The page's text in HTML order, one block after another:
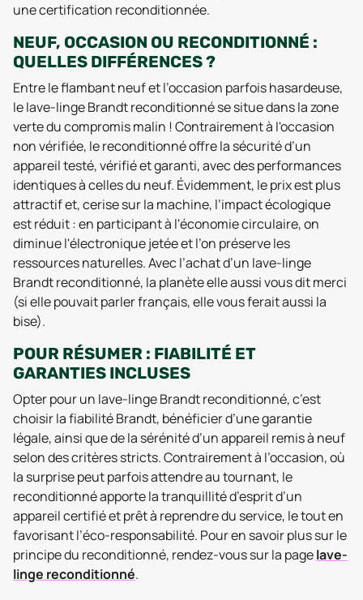
une certification reconditionnée.
NEUF, OCCASION OU RECONDITIONNÉ :
QUELLES DIFFÉRENCES ?
Entre le flambant neuf et l’occasion parfois hasardeuse,
le lave-linge Brandt reconditionné se situe dans la zone
verte du compromis malin ! Contrairement à l'occasion
non vérifiée, le reconditionné offre la sécurité d’un
appareil testé, vérifié et garanti, avec des performances
identiques à celles du neuf. Évidemment, le prix est plus
attractif et, cerise sur la machine, l’impact écologique
est réduit : en participant à l'économie circulaire, on
diminue l'électronique jetée et l’on préserve les
ressources naturelles. Avec l’achat d’un lave-linge
Brandt reconditionné, la planète elle aussi vous dit merci
(si elle pouvait parler français, elle vous ferait aussi la
bise).
POUR RÉSUMER : FIABILITÉ ET
GARANTIES INCLUSES
Opter pour un lave-linge Brandt reconditionné, c’est
choisir la fiabilité Brandt, bénéficier d’une garantie
légale, ainsi que de la sérénité d’un appareil remis à neuf
selon des critères stricts. Contrairement à l’occasion, où
la surprise peut parfois attendre au tournant, le
reconditionné apporte la tranquillité d’esprit d’un
appareil certifié et prêt à reprendre du service, le tout en
favorisant l’éco-responsabilité. Pour en savoir plus sur le
principe du reconditionné, rendez-vous sur la pagelave-
linge reconditionné.